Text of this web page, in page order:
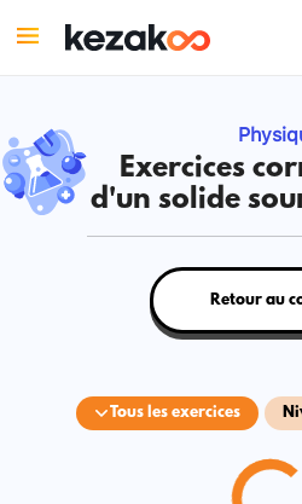
Exercices
d'un solide
Tous les exercices
Retour au